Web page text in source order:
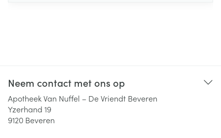
Neem contact met ons op
Apotheek Van Nuffel – De Vriendt Beveren
Yzerhand 19
9120 Beveren